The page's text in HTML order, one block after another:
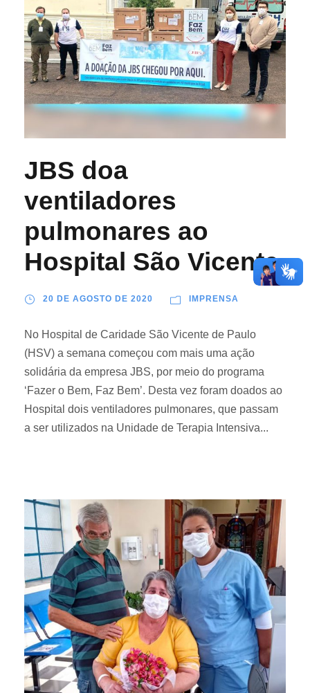
JBS doa
ventiladores
pulmonares ao
Hospital São Vicente
20 DE AGOSTO DE 2020 IMPRENSA
No Hospital de Caridade São Vicente de Paulo
(HSV) a semana começou com mais uma ação
solidária da empresa JBS, por meio do programa
‘Fazer o Bem, Faz Bem’. Desta vez foram doados ao
Hospital dois ventiladores pulmonares, que passam
a ser utilizados na Unidade de Terapia Intensiva...